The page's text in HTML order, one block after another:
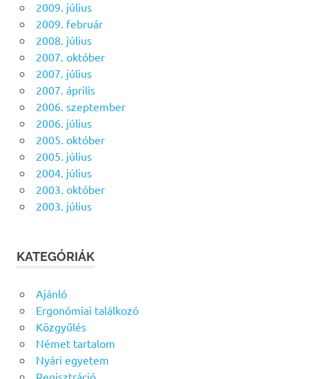
2009. július
2009. február
2008. július
2007. október
2007. július
2007. április
2006. szeptember
2006. július
2005. október
2005. július
2004. július
2003. október
2003. július
KATEGÓRIÁK
Ajánló
Ergonómiai találkozó
Közgyűlés
Német tartalom
Nyári egyetem